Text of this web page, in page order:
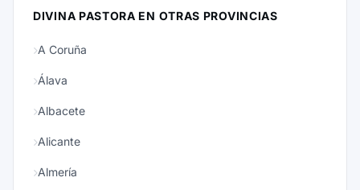
DIVINA PASTORA EN OTRAS PROVINCIAS
A Coruña
Álava
Albacete
Alicante
Almería